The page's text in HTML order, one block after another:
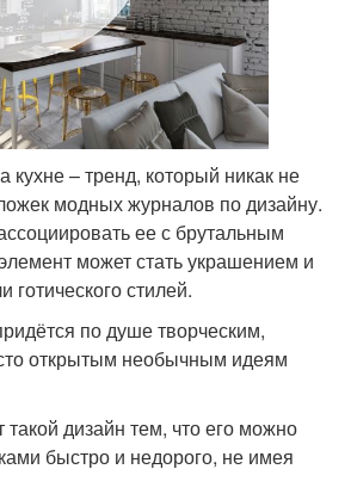
кухне – тренд, который никак не
модных журналов по дизайну.
ее с брутальным
может стать украшением и
готического стилей.
по душе творческим,
открытым необычным идеям
такой дизайн тем, что его можно
быстро и недорого, не имея